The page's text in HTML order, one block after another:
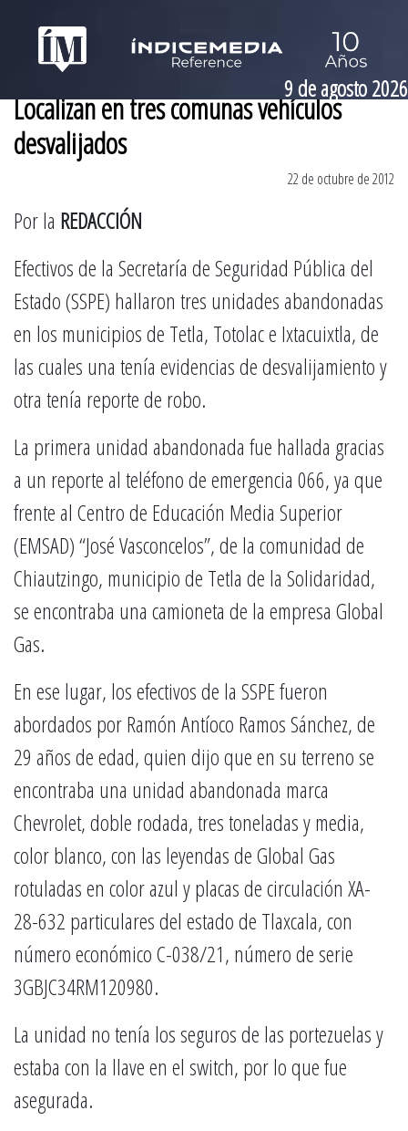
9 de agosto 2026
Localizan en tres comunas vehículos
desvalijados
22 de octubre de 2012
Por la REDACCIÓN
Efectivos de la Secretaría de Seguridad Pública del
Estado (SSPE) hallaron tres unidades abandonadas
en los municipios de Tetla, Totolac e Ixtacuixtla, de
las cuales una tenía evidencias de desvalijamiento y
otra tenía reporte de robo.
La primera unidad abandonada fue hallada gracias
a un reporte al teléfono de emergencia 066, ya que
frente al Centro de Educación Media Superior
(EMSAD) “José Vasconcelos”, de la comunidad de
Chiautzingo, municipio de Tetla de la Solidaridad,
se encontraba una camioneta de la empresa Global
Gas.
En ese lugar, los efectivos de la SSPE fueron
abordados por Ramón Antíoco Ramos Sánchez, de
29 años de edad, quien dijo que en su terreno se
encontraba una unidad abandonada marca
Chevrolet, doble rodada, tres toneladas y media,
color blanco, con las leyendas de Global Gas
rotuladas en color azul y placas de circulación XA-
28-632 particulares del estado de Tlaxcala, con
número económico C-038/21, número de serie
3GBJC34RM120980.
La unidad no tenía los seguros de las portezuelas y
estaba con la llave en el switch, por lo que fue
asegurada.